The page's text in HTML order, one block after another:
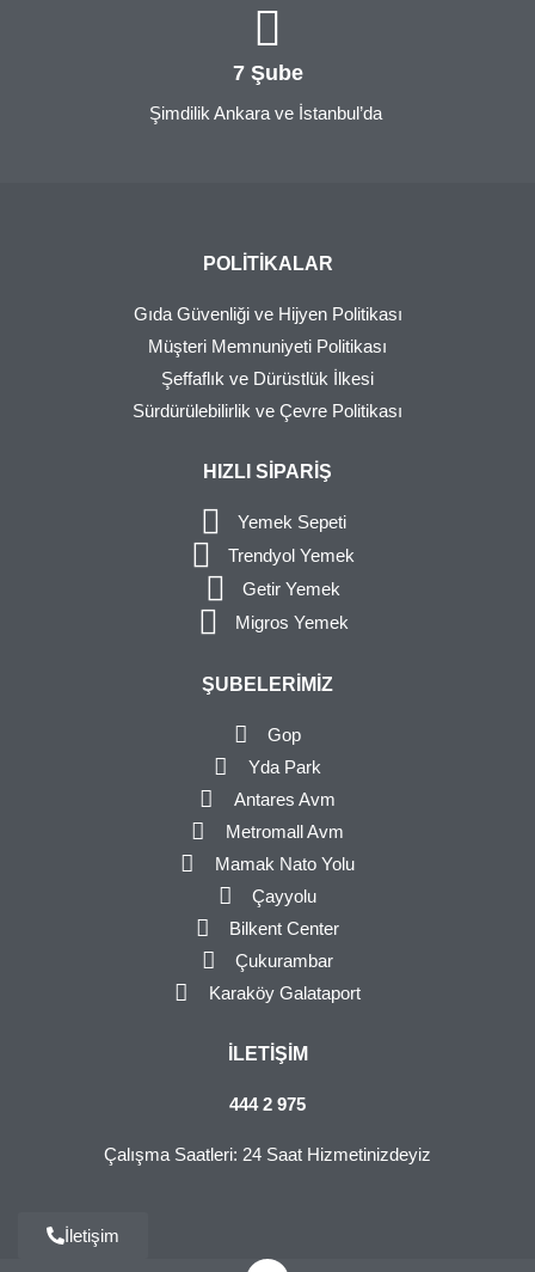
7 Şube
Şimdilik Ankara ve İstanbul’da
POLITIKALAR
Gıda Güvenliği ve Hijyen Politikası
Müşteri Memnuniyeti Politikası
Şeffaflık ve Dürüstlük İlkesi
Sürdürülebilirlik ve Çevre Politikası
HIZLI SIPARIŞ
Yemek Sepeti
Trendyol Yemek
Getir Yemek
Migros Yemek
ŞUBELERIMIZ
Gop
Yda Park
Antares Avm
Metromall Avm
Mamak Nato Yolu
Çayyolu
Bilkent Center
Çukurambar
Karaköy Galataport
İLETIŞIM
444 2 975
Çalışma Saatleri: 24 Saat Hizmetinizdeyiz
İletişim